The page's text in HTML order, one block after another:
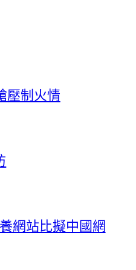
壓制火情
網站比擬中國網